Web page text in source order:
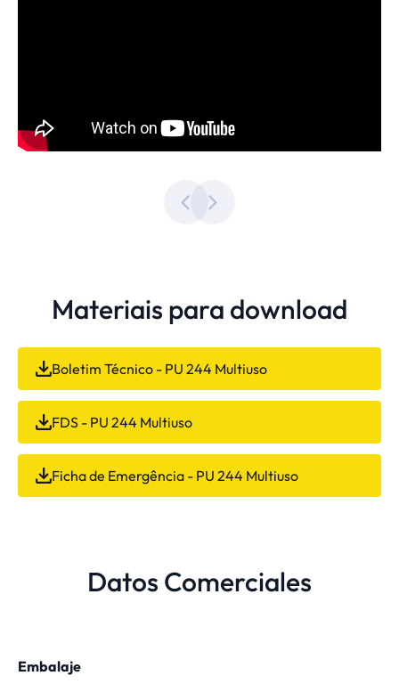
Materiais para download
Boletim Técnico - PU 244 Multiuso
FDS - PU 244 Multiuso
Ficha de Emergência - PU 244 Multiuso
Datos Comerciales
Embalaje